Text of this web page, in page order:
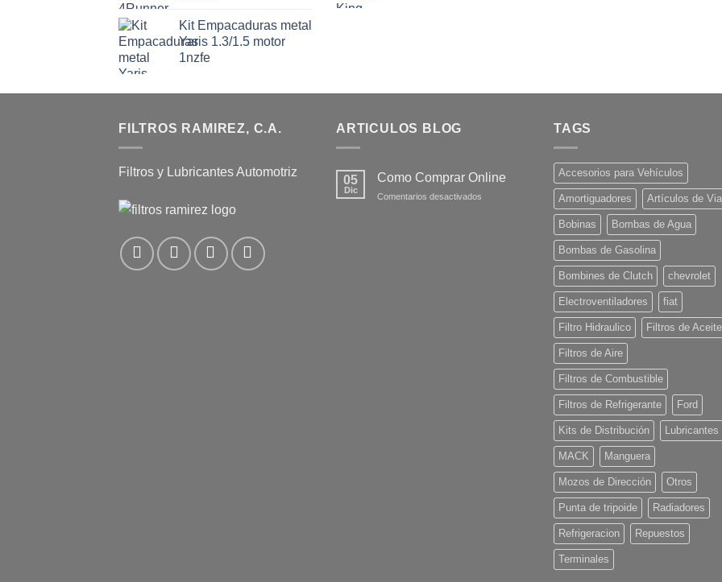
Kit Empacaduras metal
Yaris 1.3/1.5 motor
1nzfe
FILTROS RAMIREZ, C.A.
Filtros y Lubricantes Automotriz
ARTICULOS BLOG
05
Dic
Como Comprar Online
Comentarios desactivados
TAGS
Accesorios para Vehículos
Amortiguadores Artículos de
Bobinas Bombas de Agua
Bombas de Gasolina
Bombines de Clutch chevrolet
Electroventiladores fiat
Filtro Hidraulico Filtros de Aceite
Filtros de Aire
Filtros de Combustible
Filtros de Refrigerante Ford
Kits de Distribución Lubricantes
MACK Manguera
Mozos de Dirección Otros
Punta de tripoide Radiadores
Refrigeracion Repuestos
Terminales